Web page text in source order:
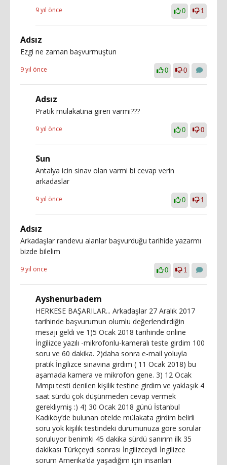
9 yıl önce 0 1
Adsız
Ezgi ne zaman başvurmuştun
9 yıl önce 0 0
Adsız
Pratik mulakatina giren varmi???
9 yıl önce 0 0
Sun
Antalya icin sinav olan varmi bi cevap verin
arkadaslar
9 yıl önce 0 1
Adsız
Arkadaşlar randevu alanlar başvurduğu tarihide yazarmı
bizde bilelim
9 yıl önce 0 1
Ayshenurbadem
HERKESE BAŞARILAR... Arkadaşlar 27 Aralık 2017
tarihinde başvurumun olumlu değerlendirdiğin
mesajı geldi ve 1)5 Ocak 2018 tarihinde online
İngilizce yazılı -mikrofonlu-kameralı teste girdim 100
soru ve 60 dakika. 2)daha sonra e-mail yoluyla
pratik İngilizce sınavına girdim ( 11 Ocak 2018) bu
aşamada kamera ve mikrofon gene. 3) 12 Ocak
Mmpı testi denilen kişilik testine girdim ve yaklaşık 4
saat sürdü çok düşünmeden cevap vermek
gerekliymiş :) 4) 30 Ocak 2018 günü İstanbul
Kadıköy’de bulunan otelde mülakata girdim belirli
soru yok kişilik testindeki durumunuza göre sorular
soruluyor benimki 45 dakika sürdü sanırım ilk 35
dakikası Türkçeydi sonrası İngilizceydi İngilizce
sorum Amerika’da yaşadığım için insanları